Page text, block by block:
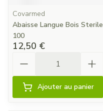
Covarmed
Abaisse Langue Bois Sterile
100
12,50 €
Ajouter au panier